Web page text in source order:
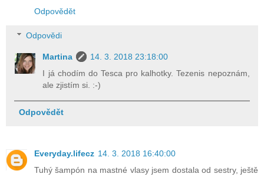
Odpovědět
Odpovědi
Martina
14. 3. 2018 23:18:00
I já chodím do Tesca pro kalhotky. Tezenis nepoznám,
ale zjistím si. :-)
Odpovědět
Everyday.lifecz 14. 3. 2018 16:40:00
Tuhý šampón na mastné vlasy jsem dostala od sestry, ještě